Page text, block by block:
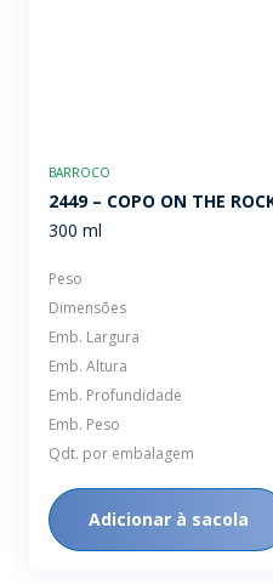
BARROCO
2449 – COPO ON THE
300 ml
Peso
Dimensões
Emb. Largura
Emb. Altura
Emb. Profundidade
Emb. Peso
Qdt. por embalagem
Adicionar à sacola